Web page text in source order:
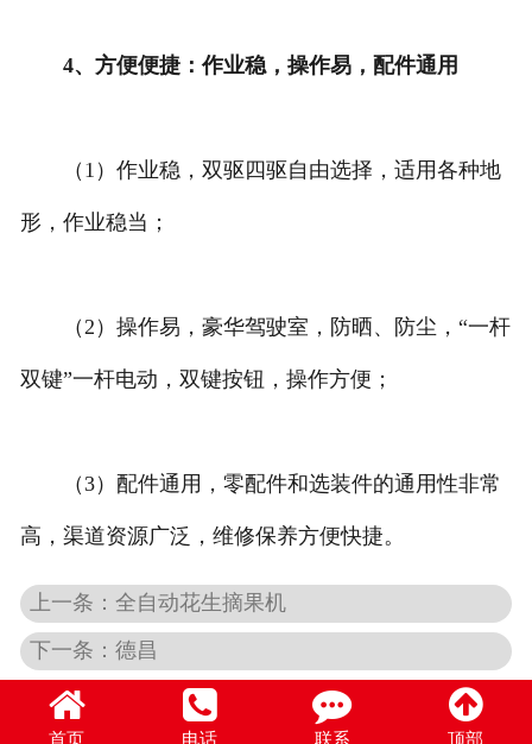
4、方便便捷：作业稳，操作易，配件通用
（1）作业稳，双驱四驱自由选择，适用各种地
形，作业稳当；
（2）操作易，豪华驾驶室，防晒、防尘，“一杆
双键”一杆电动，双键按钮，操作方便；
（3）配件通用，零配件和选装件的通用性非常
高，渠道资源广泛，维修保养方便快捷。
上一条：全自动花生摘果机
下一条：德昌
首页 电话 联系 顶部